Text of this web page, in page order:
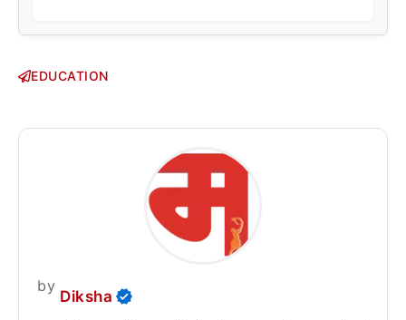
EDUCATION
by
Diksha